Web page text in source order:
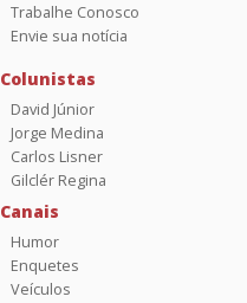
Trabalhe Conosco
Envie sua notícia
Colunistas
David Júnior
Jorge Medina
Carlos Lisner
Gilclér Regina
Canais
Humor
Enquetes
Veículos